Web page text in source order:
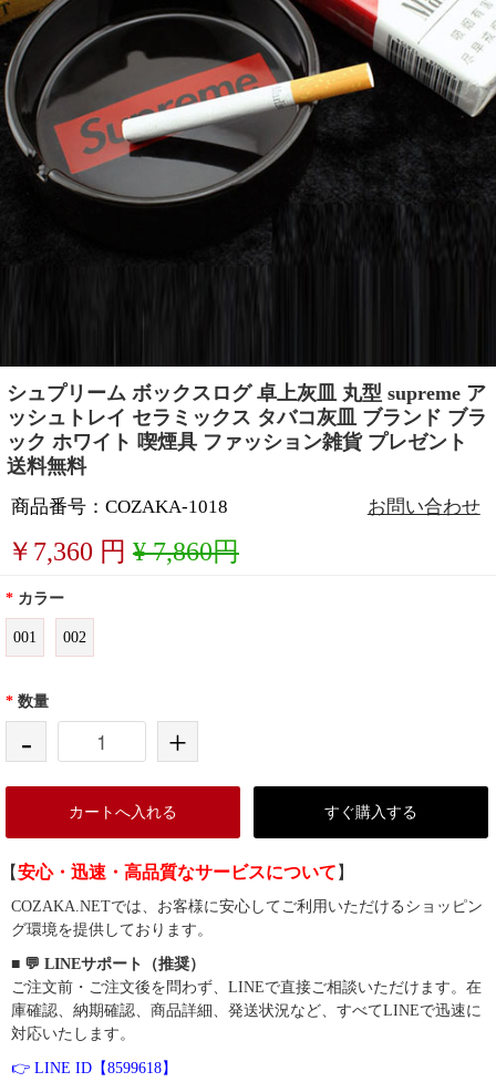
シュプリーム ボックスログ 卓上灰皿 丸型 supreme ア
ッシュトレイ セラミックス タバコ灰皿 ブランド ブラ
ック ホワイト 喫煙具 ファッション雑貨 プレゼント
送料無料
商品番号：COZAKA-1018 お問い合わせ
￥ 7,360 円 ¥ 7,860円
* カラー
001 002
* 数量
- +
カートへ入れる すぐ購入する
【安心・迅速・高品質なサービスについて 】
COZAKA.NETでは、お客様に安心してご利用いただけるショッピン
グ環境を提供しております。
■ 💬 LINEサポート（推奨）
ご注文前・ご注文後を問わず、LINEで直接ご相談いただけます。在
庫確認、納期確認、商品詳細、発送状況など、すべてLINEで迅速に
対応いたします。
👉 LINE ID【8599618】